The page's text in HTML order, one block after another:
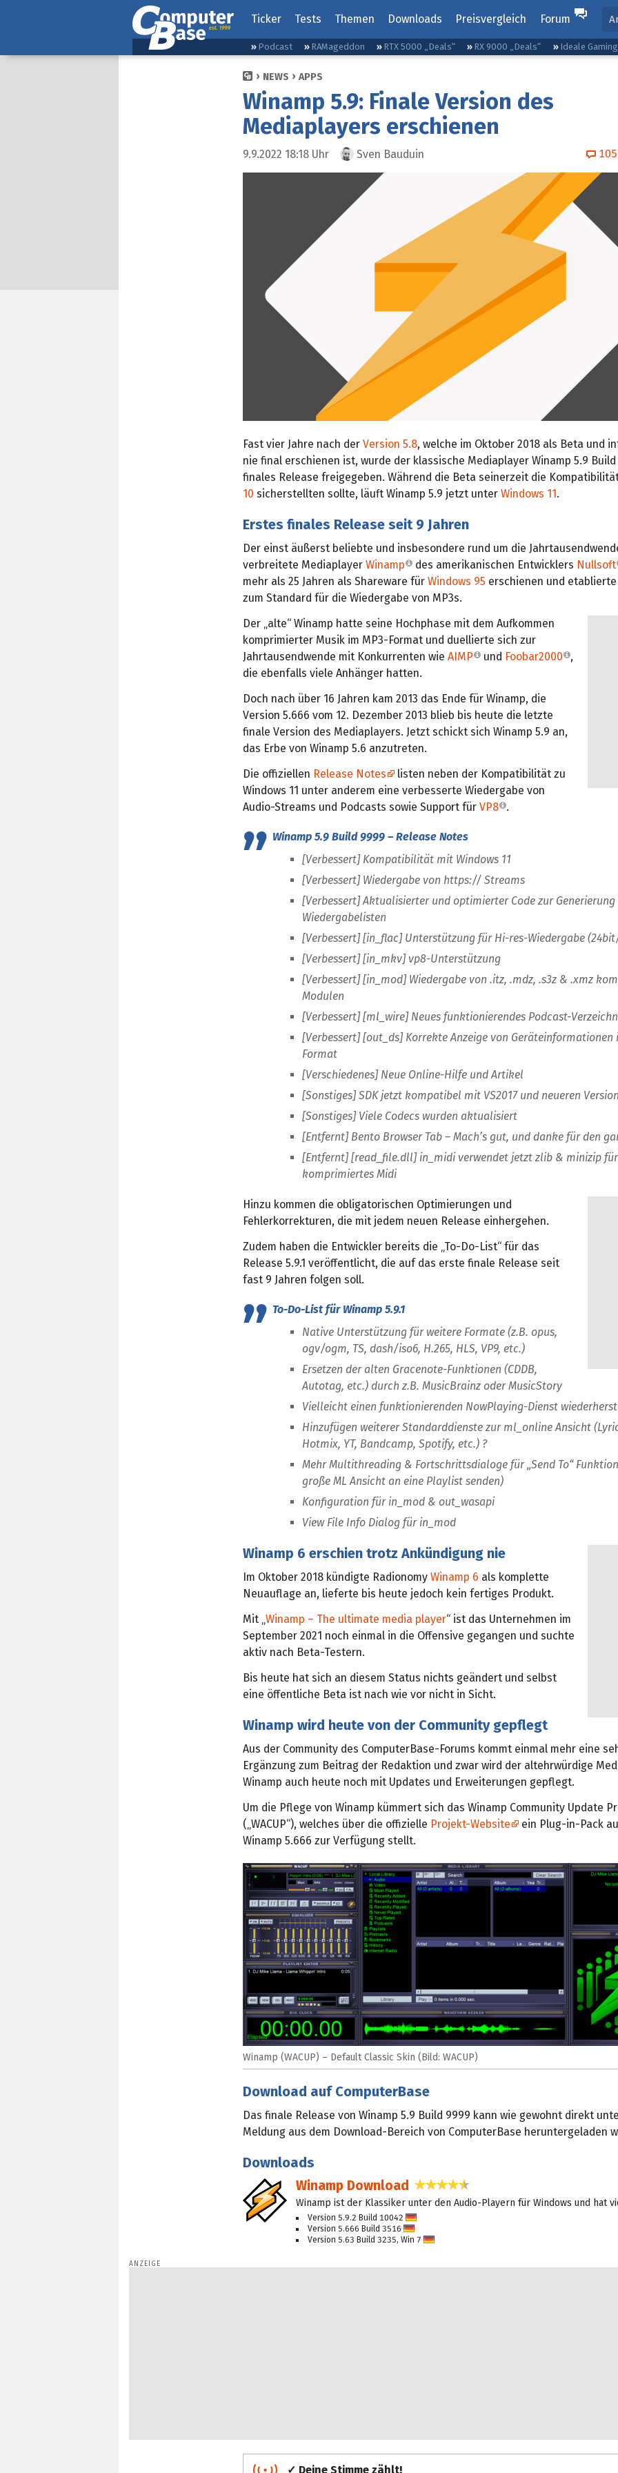
Ticker Tests Themen Downloads Preisvergleich Forum
Podcast RAMageddon RTX 5000 „Deals“ RX 9000 „Deals“ Ideale
NEWS APPS
Winamp 5.9: Finale Version des
Mediaplayers erschienen
9.9.2022 18:18 Uhr Sven Bauduin 105
Fast vier Jahre nach der Version 5.8, welche im Oktober 2018 als Beta und
nie final erschienen ist, wurde der klassische Mediaplayer Winamp 5.9
finales Release freigegeben. Während die Beta seinerzeit die
10 sicherstellten sollte, läuft Winamp 5.9 jetzt unter Windows 11.
Erstes finales Release seit 9 Jahren
Der einst äußerst beliebte und insbesondere rund um die
verbreitete Mediaplayer Winamp des amerikanischen Entwicklers Nullsoft
mehr als 25 Jahren als Shareware für Windows 95 erschienen und
zum Standard für die Wiedergabe von MP3s.
Der „alte“ Winamp hatte seine Hochphase mit dem Aufkommen
komprimierter Musik im MP3-Format und duellierte sich zur
Jahrtausendwende mit Konkurrenten wie AIMP und Foobar2000
,
die ebenfalls viele Anhänger hatten.
Doch nach über 16 Jahren kam 2013 das Ende für Winamp, die
Version 5.666 vom 12. Dezember 2013 blieb bis heute die letzte
finale Version des Mediaplayers. Jetzt schickt sich Winamp 5.9 an,
das Erbe von Winamp 5.6 anzutreten.
Die offiziellen Release Notes
listen neben der Kompatibilität zu
Windows 11 unter anderem eine verbesserte Wiedergabe von
Audio-Streams und Podcasts sowie Support für VP8 .
Winamp 5.9 Build 9999 – Release Notes
[Verbessert] Kompatibilität mit Windows 11
[Verbessert] Wiedergabe von https:// Streams
[Verbessert] Aktualisierter und optimierter Code zur Generierung
Wiedergabelisten
[Verbessert] [in_flac] Unterstützung für Hi-res-Wiedergabe
[Verbessert] [in_mkv] vp8-Unterstützung
[Verbessert] [in_mod] Wiedergabe von .itz, .mdz, .s3z & .xmz
Modulen
[Verbessert] [ml_wire] Neues funktionierendes Podcast-
[Verbessert] [out_ds] Korrekte Anzeige von Geräteinformationen
Format
[Verschiedenes] Neue Online-Hilfe und Artikel
[Sonstiges] SDK jetzt kompatibel mit VS2017 und neueren
[Sonstiges] Viele Codecs wurden aktualisiert
[Entfernt] Bento Browser Tab – Mach’s gut, und danke für den
[Entfernt] [read_file.dll] in_midi verwendet jetzt zlib & minizip für
komprimiertes Midi
Hinzu kommen die obligatorischen Optimierungen und
Fehlerkorrekturen, die mit jedem neuen Release einhergehen.
Zudem haben die Entwickler bereits die „To-Do-List“ für das
Release 5.9.1 veröffentlicht, die auf das erste finale Release seit
fast 9 Jahren folgen soll.
To-Do-List für Winamp 5.9.1
Native Unterstützung für weitere Formate (z.B. opus,
ogv/ogm, TS, dash/iso6, H.265, HLS, VP9, etc.)
Ersetzen der alten Gracenote-Funktionen (CDDB,
Autotag, etc.) durch z.B. MusicBrainz oder MusicStory
Vielleicht einen funktionierenden NowPlaying-Dienst
Hinzufügen weiterer Standarddienste zur ml_online Ansicht
Hotmix, YT, Bandcamp, Spotify, etc.) ?
Mehr Multithreading & Fortschrittsdialoge für „Send To“
große ML Ansicht an eine Playlist senden)
Konfiguration für in_mod & out_wasapi
View File Info Dialog für in_mod
Winamp 6 erschien trotz Ankündigung nie
Im Oktober 2018 kündigte Radionomy Winamp 6 als komplette
Neuauflage an, lieferte bis heute jedoch kein fertiges Produkt.
Mit „Winamp – The ultimate media player“ ist das Unternehmen im
September 2021 noch einmal in die Offensive gegangen und suchte
aktiv nach Beta-Testern.
Bis heute hat sich an diesem Status nichts geändert und selbst
eine öffentliche Beta ist nach wie vor nicht in Sicht.
Winamp wird heute von der Community gepflegt
Aus der Community des ComputerBase-Forums kommt einmal mehr eine
Ergänzung zum Beitrag der Redaktion und zwar wird der altehrwürdige
Winamp auch heute noch mit Updates und Erweiterungen gepflegt.
Um die Pflege von Winamp kümmert sich das Winamp Community Update
(„WACUP“), welches über die offizielle Projekt-Website
ein Plug-in-Pack
Winamp 5.666 zur Verfügung stellt.
Winamp (WACUP) – Default Classic Skin (Bild: WACUP)
Download auf ComputerBase
Das finale Release von Winamp 5.9 Build 9999 kann wie gewohnt direkt
Meldung aus dem Download-Bereich von ComputerBase heruntergeladen
Downloads
Winamp Download 4,5 Sterne
Winamp ist der Klassiker unter den Audio-Playern für Windows und hat
Version 5.9.2 Build 10042
eu
tsc
Version 5.666 Build 3516
eu
Version 5.63 Build 3235, Win 7
✓ Deine Stimme zählt!